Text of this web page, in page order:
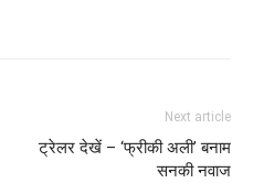
Next article
ट्रेलर देखें – ‘फ्रीकी अली’ बनाम
सनकी नवाज